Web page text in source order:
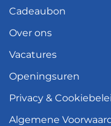
Cadeaubon
Over ons
Vacatures
Openingsuren
Privacy &
Algemene